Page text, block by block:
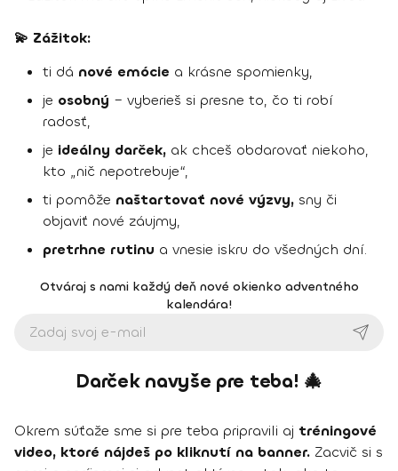
💫 Zážitok:
ti dá nové emócie a krásne spomienky,
je osobný – vyberieš si presne to, čo ti robí
radosť,
je ideálny darček, ak chceš obdarovať niekoho,
kto „nič nepotrebuje“,
ti pomôže naštartovať nové výzvy, sny či
objaviť nové záujmy,
pretrhne rutinu a vnesie iskru do všedných dní.
Otváraj s nami každý deň nové okienko adventného
kalendára!
Darček navyše pre teba! 🎄
Okrem súťaže sme si pre teba pripravili aj tréningové
video, ktoré nájdeš po kliknutí na banner. Zacvič si s